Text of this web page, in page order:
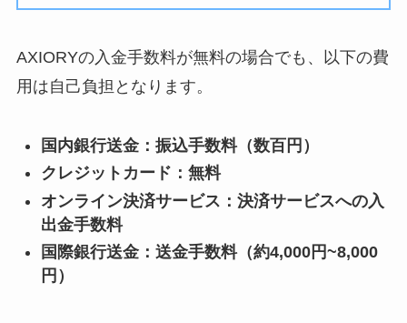
AXIORYの入金手数料が無料の場合でも、以下の費
用は自己負担となります。
国内銀行送金：振込手数料（数百円）
クレジットカード：無料
オンライン決済サービス：決済サービスへの入
出金手数料
国際銀行送金：送金手数料（約4,000円~8,000
円）